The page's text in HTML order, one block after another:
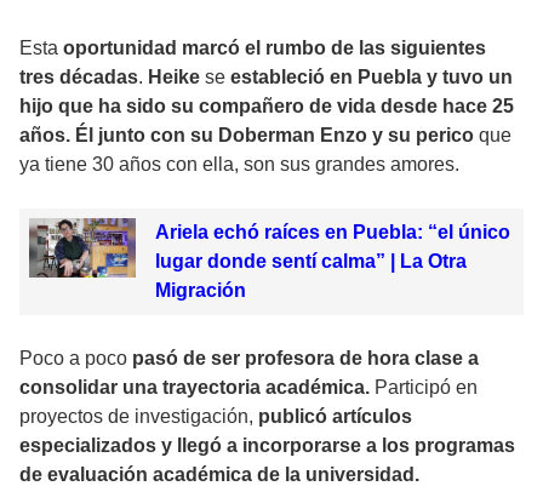
Esta oportunidad marcó el rumbo de las siguientes
tres décadas. Heike se estableció en Puebla y tuvo un
hijo que ha sido su compañero de vida desde hace 25
años. Él junto con su Doberman Enzo y su perico que
ya tiene 30 años con ella, son sus grandes amores.
Ariela echó raíces en Puebla: “el único
lugar donde sentí calma” | La Otra
Migración
Poco a poco pasó de ser profesora de hora clase a
consolidar una trayectoria académica. Participó en
proyectos de investigación, publicó artículos
especializados y llegó a incorporarse a los programas
de evaluación académica de la universidad.